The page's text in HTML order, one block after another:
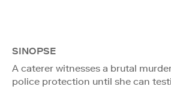
SINOPSE
A caterer witnesses a brutal
police protection until she can